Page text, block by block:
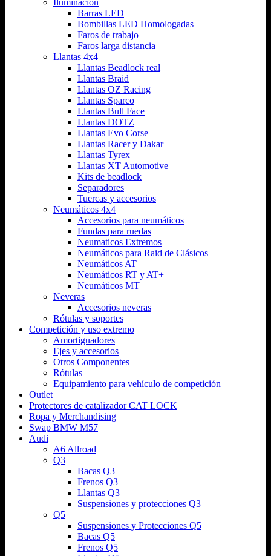
Barras LED
Bombillas LED Homologadas
Faros de trabajo
Faros larga distancia
Llantas 4x4
Llantas Beadlock real
Llantas Braid
Llantas OZ Racing
Llantas Sparco
Llantas Bull Face
Llantas DOTZ
Llantas Evo Corse
Llantas Racer y Dakar
Llantas Tyrex
Llantas XT Automotive
Kits de beadlock
Separadores
Tuercas y accesorios
Neumáticos 4x4
Accesorios para neumáticos
Fundas para ruedas
Neumaticos Extremos
Neumáticos para Raid de Clásicos
Neumáticos AT
Neumáticos RT y AT+
Neumáticos MT
Neveras
Accesorios neveras
Rótulas y soportes
Competición y uso extremo
Amortiguadores
Ejes y accesorios
Otros Componentes
Rótulas
Equipamiento para vehículo de competición
Outlet
Protectores de catalizador CAT LOCK
Ropa y Merchandising
Swap BMW M57
Audi
A6 Allroad
Q3
Bacas Q3
Frenos Q3
Llantas Q3
Suspensiones y protecciones Q3
Q5
Suspensiones y Protecciones Q5
Bacas Q5
Frenos Q5